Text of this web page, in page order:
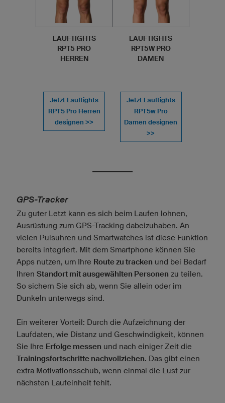
LAUFTIGHTS
RPT5 PRO
HERREN
Jetzt Lauftights
RPT5 Pro Herren
designen >>
LAUFTIGHTS
RPT5W PRO
DAMEN
Jetzt Lauftights
RPT5w Pro
Damen designen
>>
GPS-Tracker
Zu guter Letzt kann es sich beim Laufen lohnen,
Ausrüstung zum GPS-Tracking dabeizuhaben. An
vielen Pulsuhren und Smartwatches ist diese Funktion
bereits integriert. Mit dem Smartphone können Sie
Apps nutzen, um Ihre Route zu tracken und bei Bedarf
Ihren Standort mit ausgewählten Personen zu teilen.
So sichern Sie sich ab, wenn Sie allein oder im
Dunkeln unterwegs sind.
Ein weiterer Vorteil: Durch die Aufzeichnung der
Laufdaten, wie Distanz und Geschwindigkeit, können
Sie Ihre Erfolge messen und nach einiger Zeit die
Trainingsfortschritte nachvollziehen. Das gibt einen
extra Motivationsschub, wenn einmal die Lust zur
nächsten Laufeinheit fehlt.